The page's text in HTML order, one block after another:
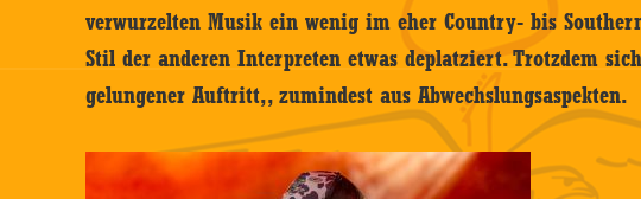
verwurzelten Musik ein wenig im eher Country- bis
Stil der anderen Interpreten etwas deplatziert. Trotzdem
gelungener Auftritt,, zumindest aus Abwechslungsaspekten.